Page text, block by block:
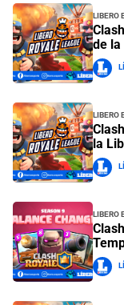
Libero
de la
Libero
la
Libero